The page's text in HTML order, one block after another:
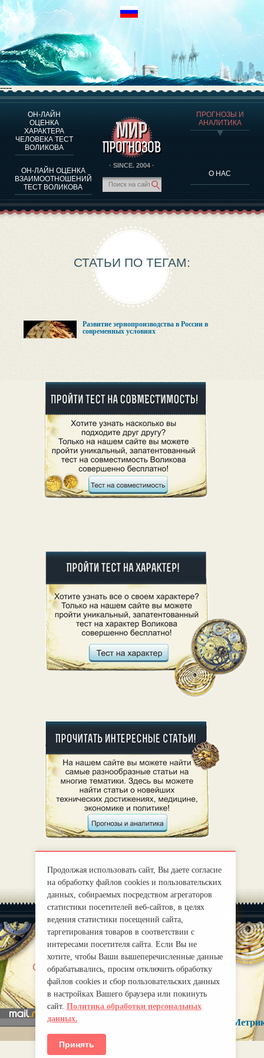
----
ОН-ЛАЙН
ОЦЕНКА
ХАРАКТЕРА
ЧЕЛОВЕКА ТЕСТ
ВОЛИКОВА
ОН-ЛАЙН ОЦЕНКА
ВЗАИМООТНОШЕНИЙ
ТЕСТ ВОЛИКОВА
· SINCE. 2004 ·
ПРОГНОЗЫ И
АНАЛИТИКА
О НАС
О ПРОГРАММЕ
ОЦЕНКА ХАРАКТЕРA ЧЕЛОВЕКА
ОЦЕНКА ХАРАКТЕРА ВЫДАЮЩИХСЯ ЛИЧНОСТЕЙ
О ПРОГРАММЕ
ТЕСТ НА СОВМЕСТИМОСТЬ ВОЛИКОВА
ПРОГНОЗЫ И АНАЛИТИКА
СТАТЬИ ПО ТЕГАМ:
Развитие зернопроизводства в России в
современных условиях
О нас
Правила
mirprognoz@mail.ru
Продолжая использовать сайт, Вы даете согласие
на обработку файлов cookies и пользовательских
данных, собираемых посредством агрегаторов
статистики посетителей веб-сайтов, в целях
ведения статистики посещений сайта,
таргетирования товаров в соответствии с
интересами посетителя сайта. Если Вы не
хотите, чтобы Ваши вышеперечисленные данные
обрабатывались, просим отключить обработку
файлов cookies и сбор пользовательских данных
в настройках Вашего браузера или покинуть
сайт. Политика обработки персональных
данных.
Принять